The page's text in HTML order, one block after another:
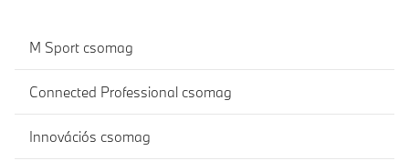
M Sport csomag
Connected Professional csomag
Innovációs csomag